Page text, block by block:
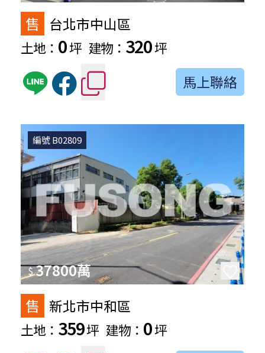
售 台北市中山區
土地： 0坪 建物： 320坪
馬上聯絡
編號 B02809
$37800萬
售 新北市中和區
土地： 359坪 建物： 0坪